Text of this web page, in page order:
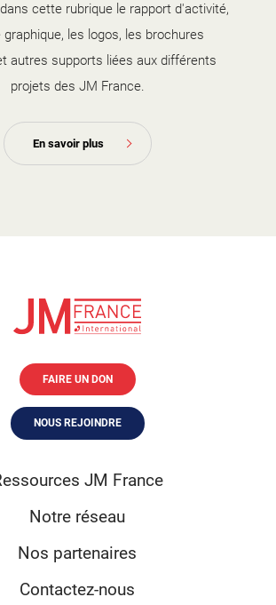
cette rubrique le rapport d'activité,
graphique, les logos, les brochures
autres supports liées aux différents
projets des JM France.
En savoir plus
FAIRE UN DON
NOUS REJOINDRE
JM France
Notre réseau
Nos partenaires
Contactez-nous